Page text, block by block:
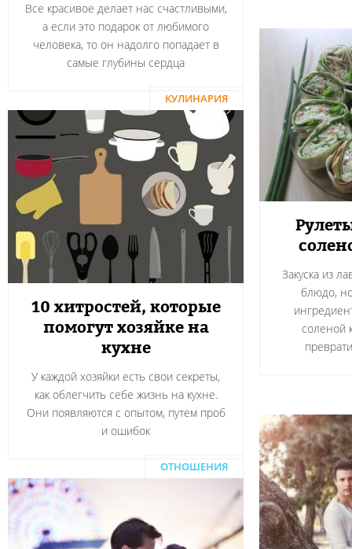
Все красивое делает нас счастливыми,
а если это подарок от любимого
человека, то он надолго попадает в
самые глубины сердца
Закуска из
блюдо,
соленой
КУЛИНАРИЯ
10 хитростей, которые
помогут хозяйке на
кухне
У каждой хозяйки есть свои секреты,
как облегчить себе жизнь на кухне.
Они появляются с опытом, путем проб
и ошибок
ОТНОШЕНИЯ